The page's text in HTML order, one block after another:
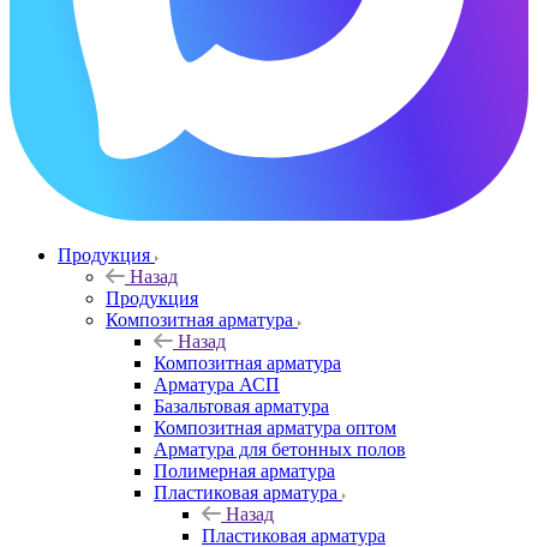
Продукция
Назад
Продукция
Композитная арматура
Назад
Композитная арматура
Арматура АСП
Базальтовая арматура
Композитная арматура оптом
Арматура для бетонных полов
Полимерная арматура
Пластиковая арматура
Назад
Пластиковая арматура